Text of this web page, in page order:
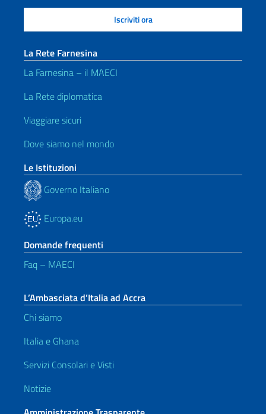
La Rete Farnesina
La Farnesina – il MAECI
La Rete diplomatica
Viaggiare sicuri
Dove siamo nel mondo
Le Istituzioni
Governo Italiano
Europa.eu
Domande frequenti
Faq – MAECI
L’Ambasciata d’Italia ad Accra
Chi siamo
Italia e Ghana
Servizi Consolari e Visti
Notizie